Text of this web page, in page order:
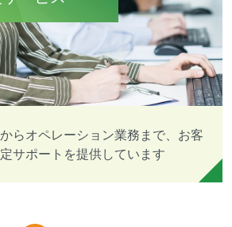
らオペレーション業務まで、お客
サポートを提供しています